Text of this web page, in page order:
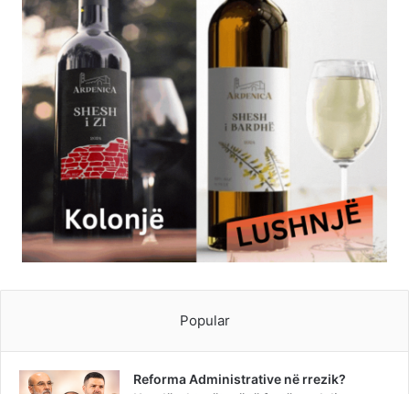
Popular
Reforma Administrative në rrezik?